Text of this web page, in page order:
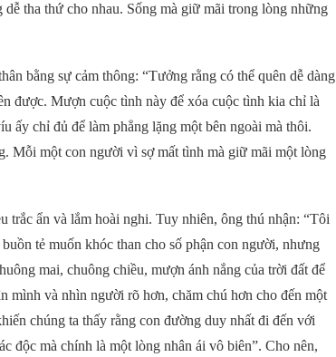
tha thứ cho nhau. Sống mà giữ mãi trong lòng những
bằng sự cảm thông: “Tưởng rằng có thể quên dễ dàng
được. Mượn cuộc tình này để xóa cuộc tình kia chỉ là
ấy chỉ đủ để làm phẳng lặng một bên ngoài mà thôi.
Mỗi một con người vì sợ mất tình mà giữ mãi một lòng
trắc ẩn và lắm hoài nghi. Tuy nhiên, ông thú nhận: “Tôi
tẻ muốn khóc than cho số phận con người, nhưng
mai, chuông chiều, mượn ánh nắng của trời đất để
mình và nhìn người rõ hơn, chăm chú hơn cho đến một
chúng ta thấy rằng con đường duy nhất đi đến với
độc mà chính là một lòng nhân ái vô biên”. Cho nên,